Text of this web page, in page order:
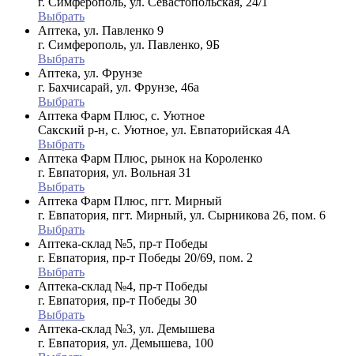
Выбрать
Аптека, ул. Павленко 9
г. Симферополь, ул. Павленко, 9Б
Выбрать
Аптека, ул. Фрунзе
г. Бахчисарай, ул. Фрунзе, 46а
Выбрать
Аптека Фарм Плюс, с. Уютное
Сакский р-н, с. Уютное, ул. Евпаторийская 4А
Выбрать
Аптека Фарм Плюс, рынок на Короленко
г. Евпатория, ул. Вольная 31
Выбрать
Аптека Фарм Плюс, пгт. Мирный
г. Евпатория, пгт. Мирный, ул. Сырникова 26, пом. 6
Выбрать
Аптека-склад №5, пр-т Победы
г. Евпатория, пр-т Победы 20/69, пом. 2
Выбрать
Аптека-склад №4, пр-т Победы
г. Евпатория, пр-т Победы 30
Выбрать
Аптека-склад №3, ул. Демышева
г. Евпатория, ул. Демышева, 100